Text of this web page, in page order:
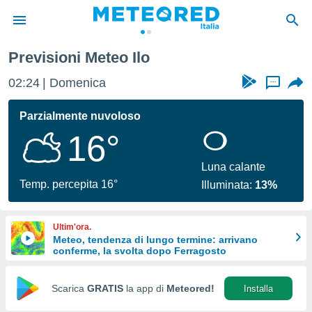
di
per
le
di
Web
Previsioni Meteo Ilo
02:24 Domenica ...
Parzialmente nuvoloso
16°
Temp. percepita 16°
Luna calante
Illuminata: 13%
Ultim'ora.
Meteo, tendenza di lungo termine: arrivano
conferme, la svolta dopo Ferragosto
Scarica GRATIS la app di Meteored! Installa